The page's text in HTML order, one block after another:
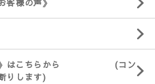
客様の声》
せ》はこちらから (コン
りします)